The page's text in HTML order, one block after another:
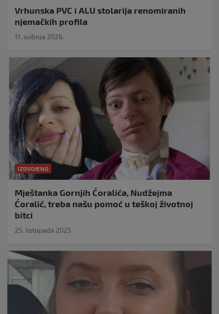
Vrhunska PVC i ALU stolarija renomiranih
njemačkih profila
11. svibnja 2026.
IZDVOJENO
Mještanka Gornjih Ćoralića, Nudžejma
Ćoralić, treba našu pomoć u teškoj životnoj
bitci
25. listopada 2025.